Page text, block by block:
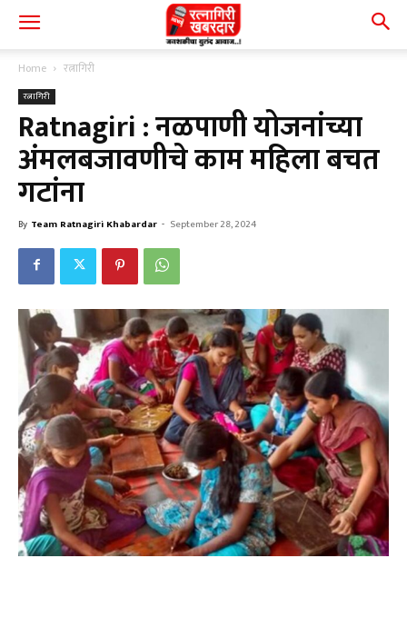
Home रत्नागिरी
रत्नागिरी
Ratnagiri : नळपाणी योजनांच्या
अंमलबजावणीचे काम महिला बचत
गटांना
By Team Ratnagiri Khabardar - September 28, 2024